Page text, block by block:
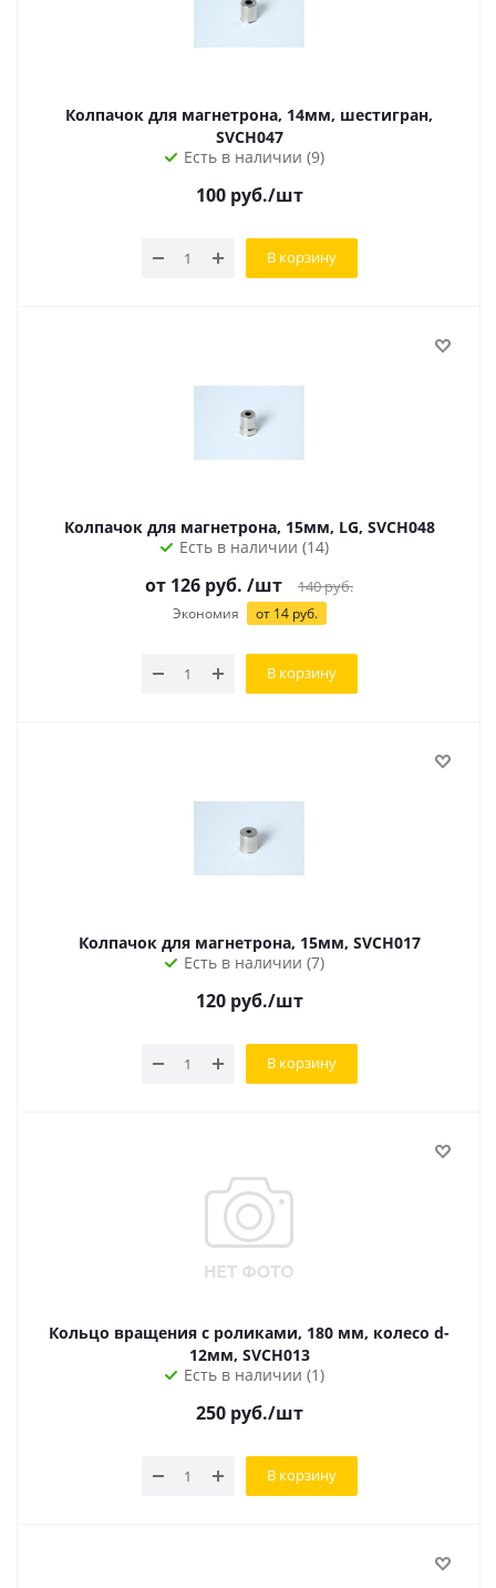
Колпачок для магнетрона, 14мм, шестигран,
SVCH047
Есть в наличии (9)
100руб./шт
В корзину
Колпачок для магнетрона, 15мм, LG, SVCH048
Есть в наличии (14)
от 126 руб. /шт 140руб.
Экономия от 14руб.
В корзину
Колпачок для магнетрона, 15мм, SVCH017
Есть в наличии (7)
120руб./шт
В корзину
Кольцо вращения с роликами, 180 мм, колесо d-
12мм, SVCH013
Есть в наличии (1)
250руб./шт
В корзину